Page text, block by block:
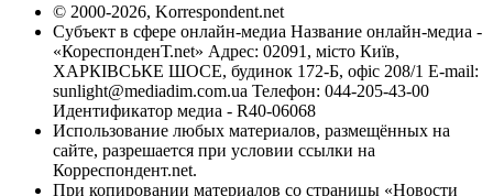
© 2000-2026, Korrespondent.net
Субъект в сфере онлайн-медиа Название онлайн-медиа -
«КореспонденТ.net» Адрес: 02091, місто Київ,
ХАРКІВСЬКЕ ШОСЕ, будинок 172-Б, офіс 208/1 E-mail:
sunlight@mediadim.com.ua Телефон: 044-205-43-00
Идентификатор медиа - R40-06068
Использование любых материалов, размещённых на
сайте, разрешается при условии ссылки на
Корреспондент.net.
При копировании материалов со страницы «Новости